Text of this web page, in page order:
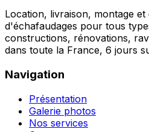
Location, livraison, montage et
d'échafaudages pour tous
constructions, rénovations,
dans toute la France, 6 jours
Navigation
Présentation
Galerie photos
Nos services